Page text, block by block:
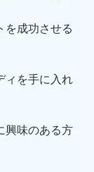
を成功させる
ィを手に入れ
興味のある方